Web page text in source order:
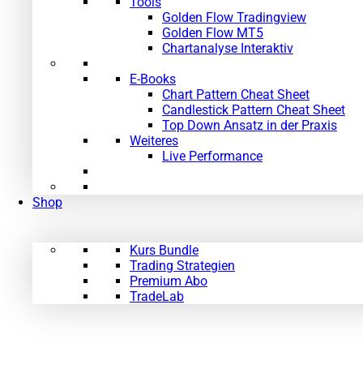
Golden Flow Tradingview
Golden Flow MT5
Chartanalyse Interaktiv
E-Books
Chart Pattern Cheat Sheet
Candlestick Pattern Cheat Sheet
Top Down Ansatz in der Praxis
Weiteres
Live Performance
Shop
Kurs Bundle
Trading Strategien
Premium Abo
TradeLab